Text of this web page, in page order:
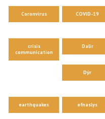
Coronvirus COVID-19
crisis
communication
Dalir
Dýr
earthquakes efnaslys